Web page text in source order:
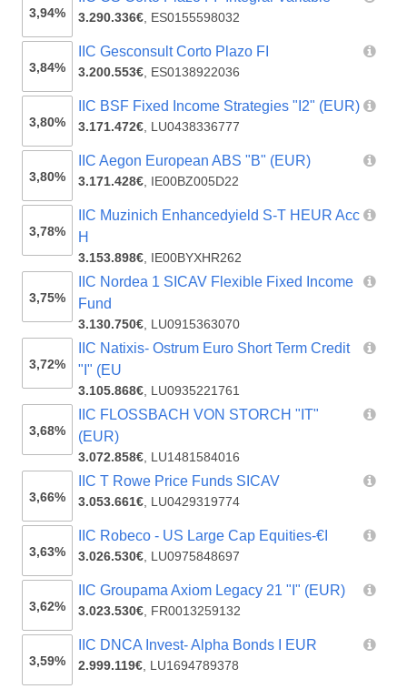
3,94% 3.290.336€, ES0155598032
3,84%
IIC Gesconsult Corto Plazo FI
3.200.553€, ES0138922036
3,80%
IIC BSF Fixed Income Strategies "I2" (EUR)
3.171.472€, LU0438336777
3,80%
IIC Aegon European ABS "B" (EUR)
3.171.428€, IE00BZ005D22
3,78%
IIC Muzinich Enhancedyield S-T HEUR Acc
H
3.153.898€, IE00BYXHR262
3,75%
IIC Nordea 1 SICAV Flexible Fixed Income
Fund
3.130.750€, LU0915363070
3,72%
IIC Natixis- Ostrum Euro Short Term Credit
"I" (EU
3.105.868€, LU0935221761
3,68%
IIC FLOSSBACH VON STORCH "IT"
(EUR)
3.072.858€, LU1481584016
3,66%
IIC T Rowe Price Funds SICAV
3.053.661€, LU0429319774
3,63%
IIC Robeco - US Large Cap Equities-€I
3.026.530€, LU0975848697
3,62%
IIC Groupama Axiom Legacy 21 "I" (EUR)
3.023.530€, FR0013259132
3,59%
IIC DNCA Invest- Alpha Bonds I EUR
2.999.119€, LU1694789378